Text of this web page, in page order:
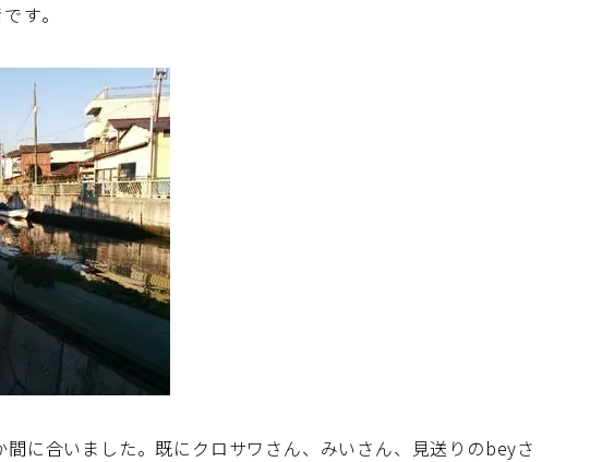
す。
に合いました。既にクロサワさん、みいさん、見送りのbeyさ